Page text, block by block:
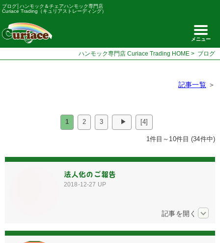
ブログ│ハンモック＆チェアハンモック専門店
Curiace Trading（キュリアストレーディング）
メニュー
ハンモック専門店 Curiace Trading HOME > ブログ
記事一覧＞
1 2 3 ▶ [4]
1件目～10件目 (34件中)
法人化のご報告
2018-12-27 UP